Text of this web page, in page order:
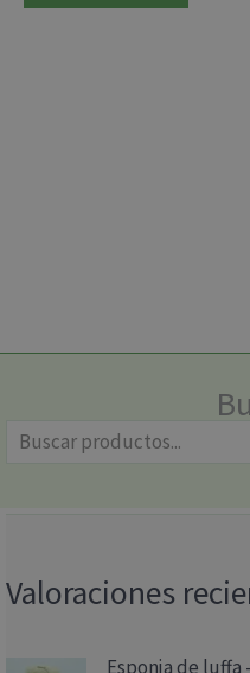
Valoraciones
Esponja de